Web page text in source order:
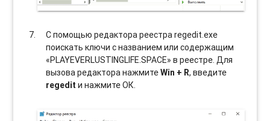
С помощью редактора реестра regedit.exe
поискать ключи с названием или содержащим
«PLAYEVERLUSTINGLIFE.SPACE» в реестре. Для
вызова редактора нажмитеWin + R, введите
regedit и нажмите ОК.